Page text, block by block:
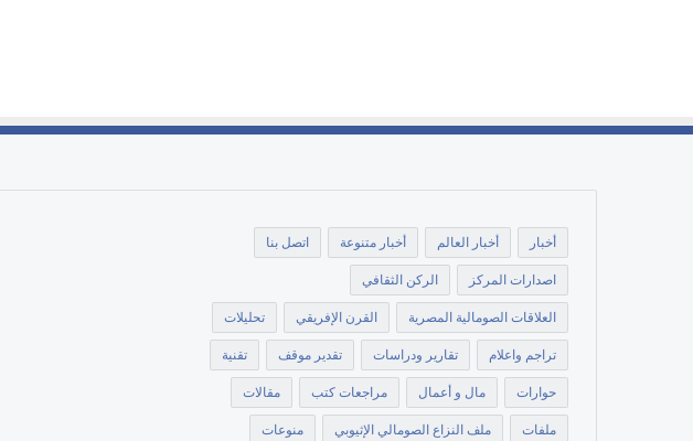
أخبار أخبار العالم أخبار متنوعة اتصل بنا
اصدارات المركز الركن الثقافي
العلاقات الصومالية المصرية القرن الإفريقي تحليلات
تراجم واعلام تقارير ودراسات تقدير موقف تقنية
حوارات مال و أعمال مراجعات كتب مقالات
ملفات ملف النزاع الصومالي الإثيوبي منوعات